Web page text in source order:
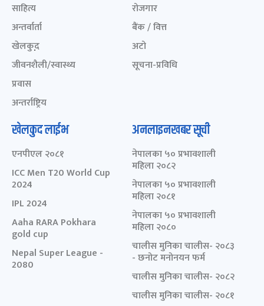
साहित्य
अन्तर्वार्ता
खेलकुद़़
जीवनशैली/स्वास्थ्य
प्रवास
अन्तर्राष्ट्रिय
रोजगार
बैंक / वित्त
अटो
सूचना-प्रविधि
खेलकुद लाईभ
एनपीएल २०८१
ICC Men T20 World Cup
2024
IPL 2024
Aaha RARA Pokhara
gold cup
Nepal Super League -
2080
अनलाइनखबर सूची
नेपालका ५० प्रभावशाली
महिला २०८२
नेपालका ५० प्रभावशाली
महिला २०८१
नेपालका ५० प्रभावशाली
महिला २०८०
चालीस मुनिका चालीस- २०८३
- छनोट मनोनयन फर्म
चालीस मुनिका चालीस- २०८२
चालीस मुनिका चालीस- २०८१